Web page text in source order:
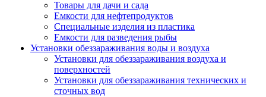
Товары для дачи и сада
Емкости для нефтепродуктов
Специальные изделия из пластика
Емкости для разведения рыбы
Установки обеззараживания воды и воздуха
Установки для обеззараживания воздуха и
поверхностей
Установки для обеззараживания технических и
сточных вод